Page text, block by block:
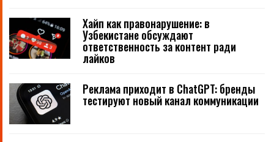
Хайп как правонарушение: в
Узбекистане обсуждают
ответственность за контент ради
лайков
Реклама приходит в ChatGPT: бренды
тестируют новый канал коммуникации